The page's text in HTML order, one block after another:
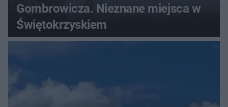
Gombrowicza. Nieznane miejsca w
Świętokrzyskiem